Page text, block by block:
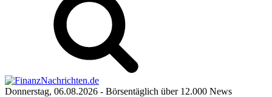
Donnerstag, 06.08.2026 - Börsentäglich über 12.000 News